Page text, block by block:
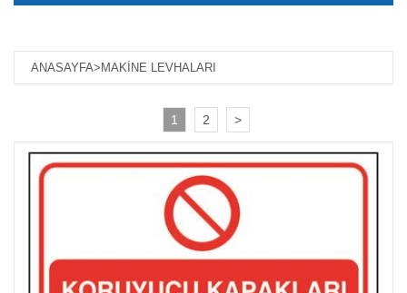
ANASAYFA> MAKINE LEVHALARI
1 2 >